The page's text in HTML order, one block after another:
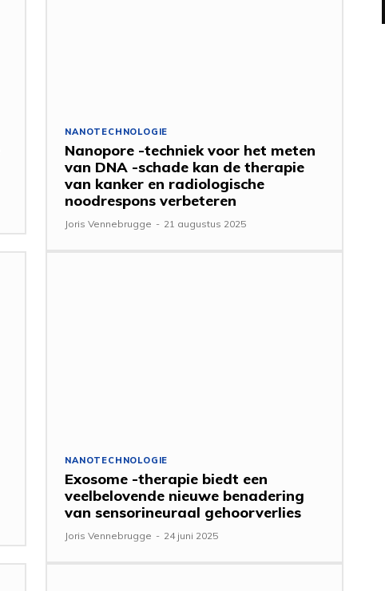
NANOTECHNOLOGIE
Nanopore -techniek voor het meten
van DNA -schade kan de therapie
van kanker en radiologische
noodrespons verbeteren
Joris Vennebrugge - 21 augustus 2025
NANOTECHNOLOGIE
Exosome -therapie biedt een
veelbelovende nieuwe benadering
van sensorineuraal gehoorverlies
Joris Vennebrugge - 24 juni 2025